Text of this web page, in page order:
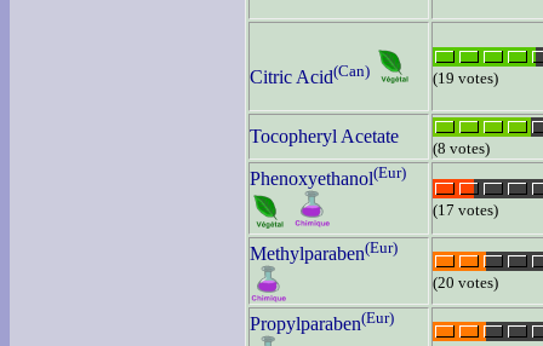
Citric Acid(Can) (19 votes)
Tocopheryl Acetate
(8 votes)
Phenoxyethanol(Eur)
(17 votes)
Methylparaben(Eur)
(20 votes)
Propylparaben(Eur)